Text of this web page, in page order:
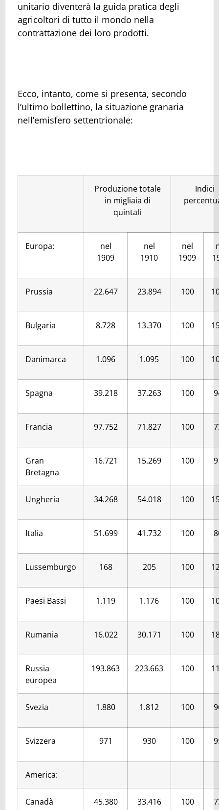
unitario diventerà la guida pratica degli
agricoltori di tutto il mondo nella
contrattazione dei loro prodotti.
Ecco, intanto, come si presenta, secondo
l’ultimo bollettino, la situazione granaria
nell’emisfero settentrionale:
Produzione totale
in migliaia di
quintali
Indici
Europa:
nel
1909
nel
1910
nel
1909
Prussia 22.647 23.894 100
Bulgaria 8.728 13.370 100
Danimarca 1.096 1.095 100
Spagna 39.218 37.263 100
Francia 97.752 71.827 100
Gran
Bretagna
16.721 15.269 100
Ungheria 34.268 54.018 100
Italia 51.699 41.732 100
Lussemburgo 168 205 100
Paesi Bassi 1.119 1.176 100
Rumania 16.022 30.171 100
Russia
europea
193.863 223.663 100
Svezia 1.880 1.812 100
Svizzera 971 930 100
America:
Canadà 45.380 33.416 100